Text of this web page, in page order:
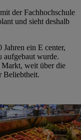
der Fachhochschule
und sieht deshalb
Jahren ein E center,
aufgebaut wurde.
Markt, weit über die
Beliebtheit.